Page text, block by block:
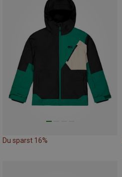
Du sparst 16%